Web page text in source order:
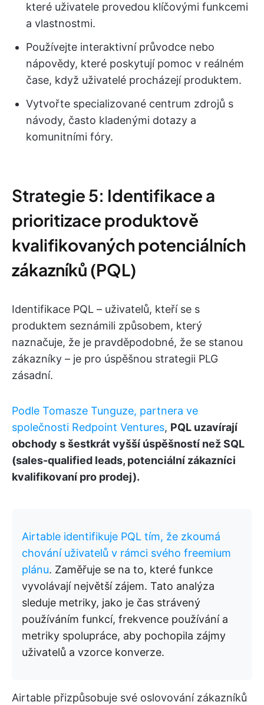
které uživatele provedou klíčovými funkcemi
a vlastnostmi.
Používejte interaktivní průvodce nebo
nápovědy, které poskytují pomoc v reálném
čase, když uživatelé procházejí produktem.
Vytvořte specializované centrum zdrojů s
návody, často kladenými dotazy a
komunitními fóry.
Strategie 5: Identifikace a
prioritizace produktově
kvalifikovaných potenciálních
zákazníků (PQL)
Identifikace PQL – uživatelů, kteří se s
produktem seznámili způsobem, který
naznačuje, že je pravděpodobné, že se stanou
zákazníky – je pro úspěšnou strategii PLG
zásadní.
Podle Tomasze Tunguze, partnera ve
společnosti Redpoint Ventures, PQL uzavírají
obchody s šestkrát vyšší úspěšností než SQL
(sales-qualified leads, potenciální zákazníci
kvalifikovaní pro prodej).
Airtable identifikuje PQL tím, že zkoumá
chování uživatelů v rámci svého freemium
plánu. Zaměřuje se na to, které funkce
vyvolávají největší zájem. Tato analýza
sleduje metriky, jako je čas strávený
používáním funkcí, frekvence používání a
metriky spolupráce, aby pochopila zájmy
uživatelů a vzorce konverze.
Airtable přizpůsobuje své oslovování zákazníků